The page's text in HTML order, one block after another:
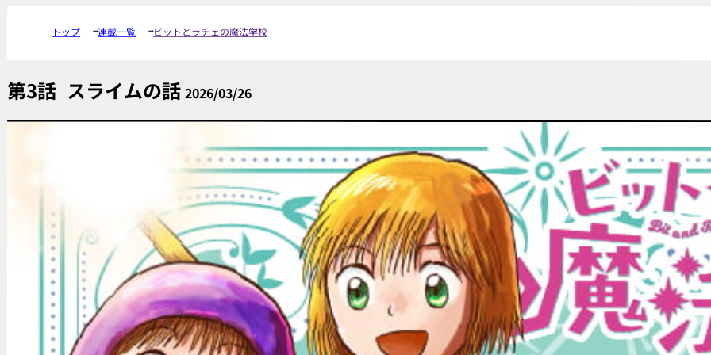
トップ 連載一覧 ビットとラチェの魔法学校
第3話 スライムの話2026/03/26